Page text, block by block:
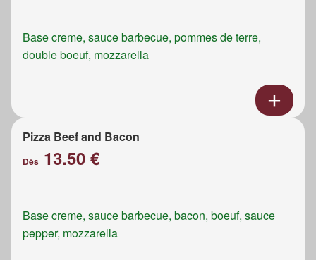
Base creme, sauce barbecue, pommes de terre,
double boeuf, mozzarella
Pizza Beef and Bacon
Dès 13.50 €
Base creme, sauce barbecue, bacon, boeuf, sauce
pepper, mozzarella